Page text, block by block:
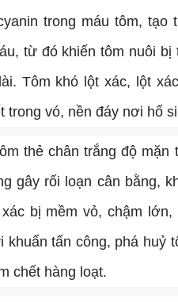
trong máu tôm, tạo
từ đó khiến tôm nuôi
Tôm khó lột xác, lột
trong vó, nền đáy nơi hố
thẻ chân trắng độ
gây rối loạn cân bằng,
bị mềm vỏ, chậm
khuẩn tấn công, phá huỷ
chết hàng loạt.